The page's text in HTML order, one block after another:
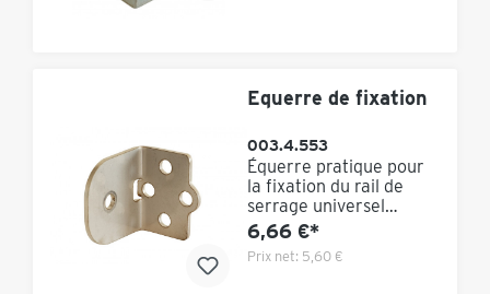
Equerre de fixation
003.4.553
Équerre pratique pour
la fixation du rail de
serrage universel
K.Lean, qui permet
d'élargir les possibilités
de fixation des outils au
6,66 €*
Prix net: 5,60 €